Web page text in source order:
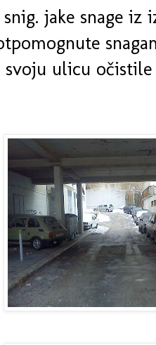
jake snage
svoju ulicu očistile